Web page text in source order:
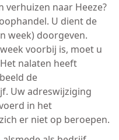
naar Heeze?
U dient de
week) doorgeven.
voorbij is, moet u
nalaten heeft
de
Uw adreswijziging
in het
er niet op beroepen.